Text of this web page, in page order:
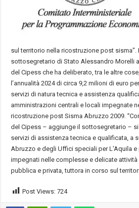
sul territorio nella ricostruzione post sisma”.
sottosegretario di Stato Alessandro Morelli
del Cipess che ha deliberato, tra le altre
l’annualità 2024 di circa 9,2 milioni di euro
servizi di natura tecnica e assistenza
amministrazioni centrali e locali impegnate
ricostruzione post Sisma Abruzzo 2009.
del Cipess – aggiunge il sottosegretario –
servizi di assistenza tecnica e qualificata, a
Abruzzo e degli Uffici speciali per L’Aquila e
impegnati nelle complesse e delicate attività
pubblica e privata, tuttora in corso sul
Post Views: 724